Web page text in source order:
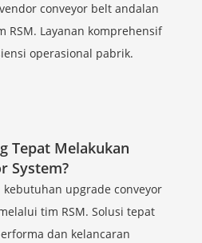
conveyor belt andalan
RSM. Layanan komprehensif
operasional pabrik.
Tepat Melakukan
System?
kebutuhan upgrade conveyor
tim RSM. Solusi tepat
dan kelancaran